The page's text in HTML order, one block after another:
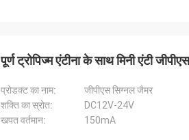
पूर्ण ट्रोपिज्म एंटीना के साथ मिनी एंटी
प्रोडक्ट का नाम:
जीपीएस सिग्नल जैमर
शक्ति का स्रोत:
DC12V-24V
खपत वर्तमान:
150mA